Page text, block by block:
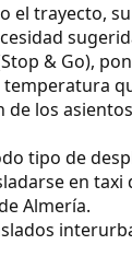
el trayecto,
& Go),
de los
tipo de
en taxi
Almería.